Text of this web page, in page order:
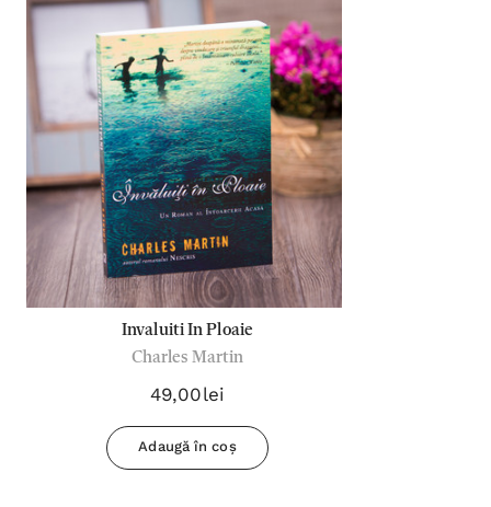
Invaluiti In Ploaie
Charles Martin
49,00lei
Adaugă în coș